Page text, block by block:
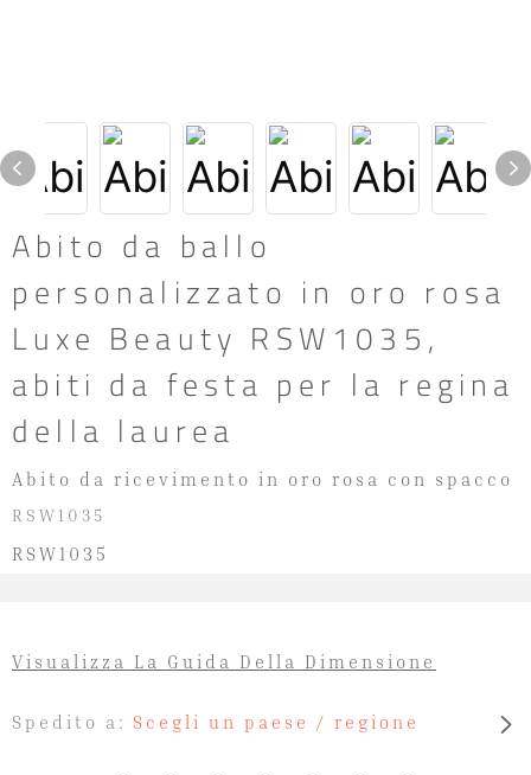
Abito da ballo
personalizzato in oro rosa
Luxe Beauty RSW1035,
abiti da festa per la regina
della laurea
Abito da ricevimento in oro rosa con spacco
RSW1035
RSW1035
Spedito a: Scegli un paese / regione
Visualizza La Guida Della Dimensione